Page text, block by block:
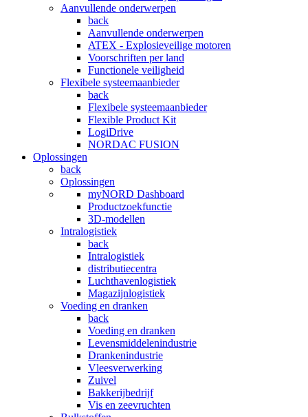
Aanvullende onderwerpen
back
Aanvullende onderwerpen
ATEX - Explosieveilige motoren
Voorschriften per land
Functionele veiligheid
Flexibele systeemaanbieder
back
Flexibele systeemaanbieder
Flexible Product Kit
LogiDrive
NORDAC FUSION
Oplossingen
back
Oplossingen
myNORD Dashboard
Productzoekfunctie
3D-modellen
Intralogistiek
back
Intralogistiek
distributiecentra
Luchthavenlogistiek
Magazijnlogistiek
Voeding en dranken
back
Voeding en dranken
Levensmiddelenindustrie
Drankenindustrie
Vleesverwerking
Zuivel
Bakkerijbedrijf
Vis en zeevruchten